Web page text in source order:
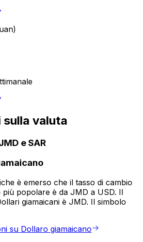
valuta
e SAR
è emerso che il tasso di cambio
più popolare è da JMD a USD. Il
giamaicani è JMD. Il simbolo
su Dollaro giamaicano